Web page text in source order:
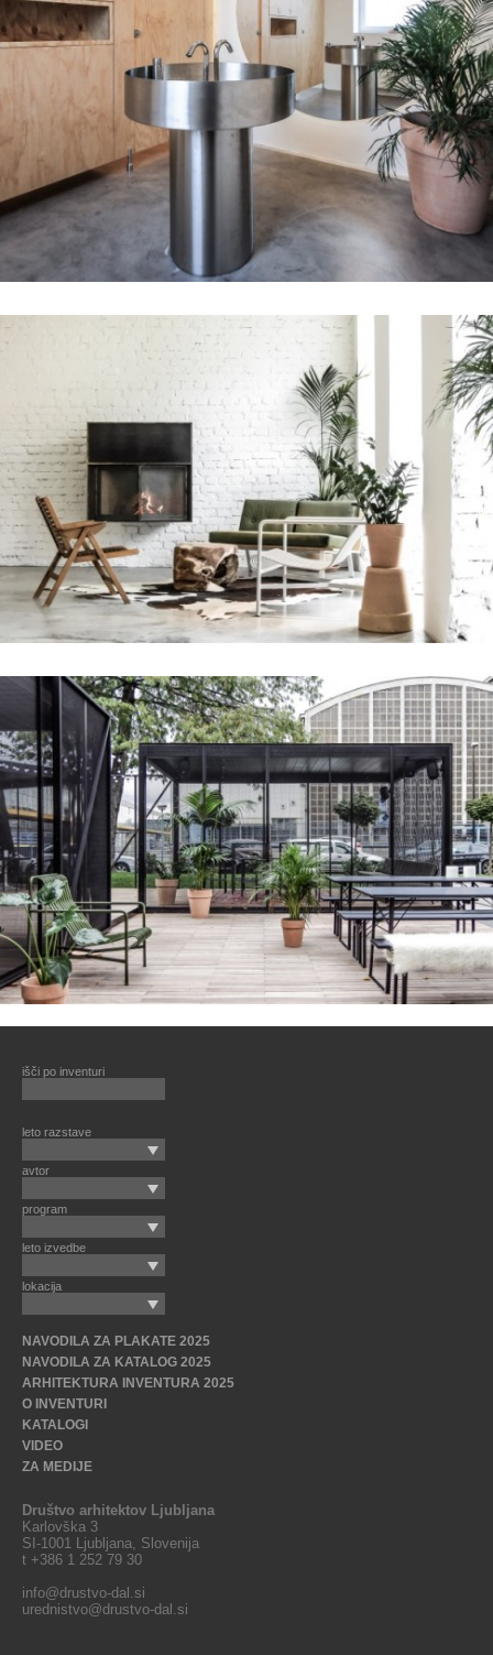
išči po inventuri
leto razstave
avtor
program
leto izvedbe
lokacija
NAVODILA ZA PLAKATE 2025
NAVODILA ZA KATALOG 2025
ARHITEKTURA INVENTURA 2025
O INVENTURI
KATALOGI
VIDEO
ZA MEDIJE
Društvo arhitektov Ljubljana
Karlovška 3
SI-1001 Ljubljana, Slovenija
t +386 1 252 79 30
info@drustvo-dal.si
urednistvo@drustvo-dal.si